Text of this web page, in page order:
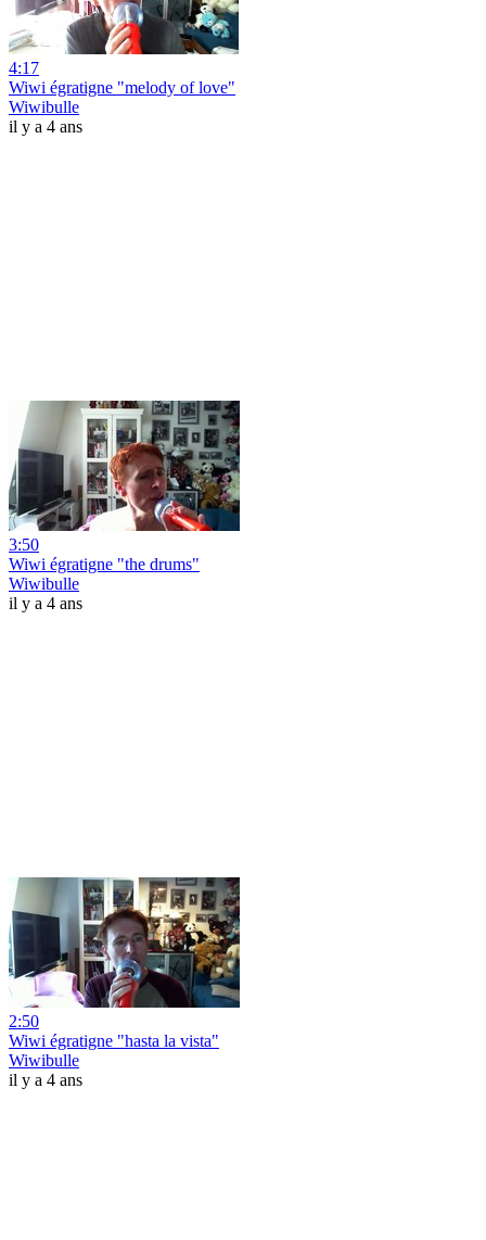
4:17
Wiwi égratigne "melody of love"
Wiwibulle
il y a 4 ans
3:50
Wiwi égratigne "the drums"
Wiwibulle
il y a 4 ans
2:50
Wiwi égratigne "hasta la vista"
Wiwibulle
il y a 4 ans